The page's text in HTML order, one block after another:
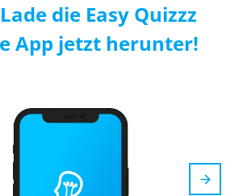
die Easy Quizzz
App jetzt herunter!